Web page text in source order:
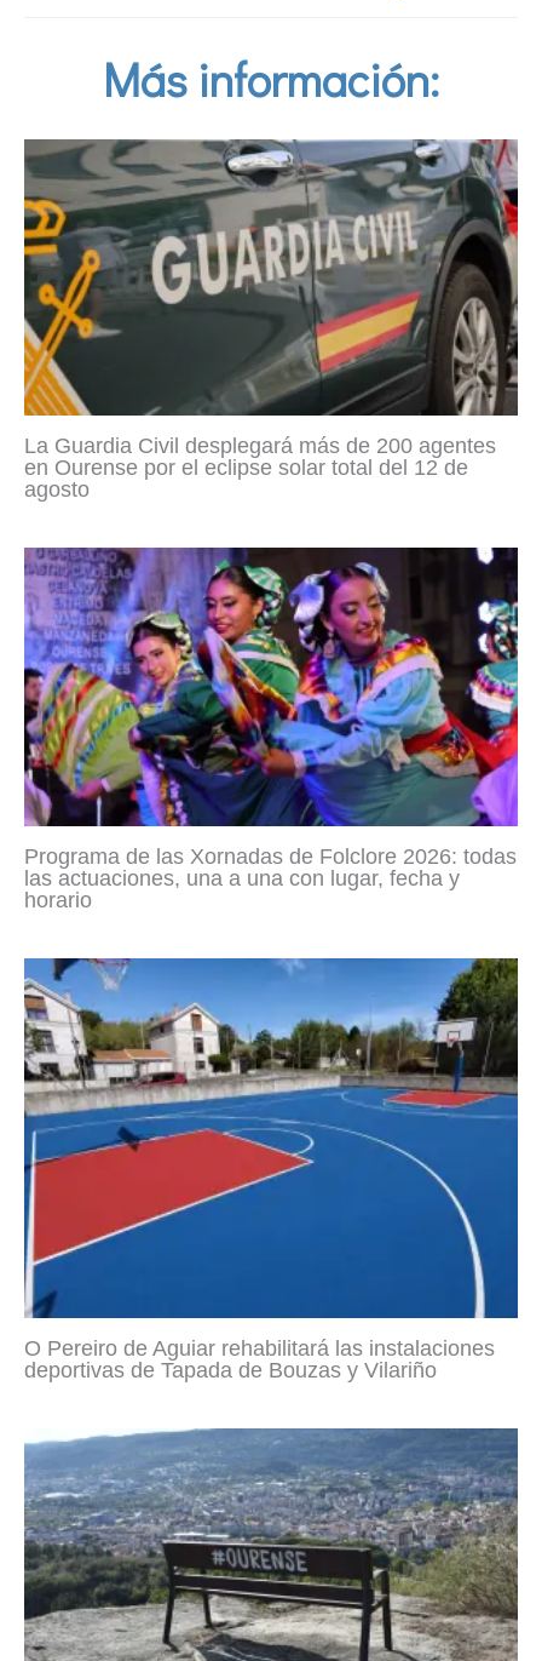
Más información:
La Guardia Civil desplegará más de 200 agentes
en Ourense por el eclipse solar total del 12 de
agosto
Programa de las Xornadas de Folclore 2026: todas
las actuaciones, una a una con lugar, fecha y
horario
O Pereiro de Aguiar rehabilitará las instalaciones
deportivas de Tapada de Bouzas y Vilariño